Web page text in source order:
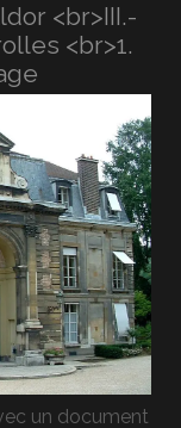
<br>III.-
<br>1.
un document